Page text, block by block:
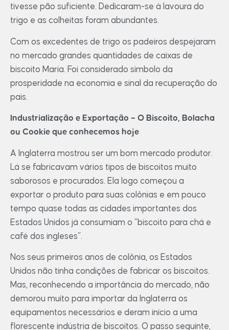
tivesse pão suficiente. Dedicaram-se à lavoura do
trigo e as colheitas foram abundantes.
Com os excedentes de trigo os padeiros despejaram
no mercado grandes quantidades de caixas de
biscoito Maria. Foi considerado símbolo da
prosperidade na economia e sinal da recuperação do
país.
Industrialização e Exportação – O Biscoito, Bolacha
ou Cookie que conhecemos hoje
A Inglaterra mostrou ser um bom mercado produtor.
Lá se fabricavam vários tipos de biscoitos muito
saborosos e procurados. Ela logo começou a
exportar o produto para suas colônias e em pouco
tempo quase todas as cidades importantes dos
Estados Unidos já consumiam o “biscoito para chá e
café dos ingleses”.
Nos seus primeiros anos de colônia, os Estados
Unidos não tinha condições de fabricar os biscoitos.
Mas, reconhecendo a importância do mercado, não
demorou muito para importar da Inglaterra os
equipamentos necessários e deram início a uma
florescente indústria de biscoitos. O passo seguinte,